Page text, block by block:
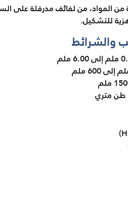
للتشكيل.
والشرائط